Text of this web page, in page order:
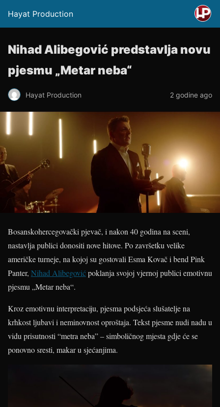
Hayat Production
Nihad Alibegović predstavlja novu
pjesmu „Metar neba“
Hayat Production 2 godine ago
Bosanskohercegovački pjevač, i nakon 40 godina na sceni,
nastavlja publici donositi nove hitove. Po završetku velike
američke turneje, na kojoj su gostovali Esma Kovač i bend Pink
Panter, Nihad Alibegovićpoklanja svojoj vjernoj publici emotivnu
pjesmu „Metar neba“.
Kroz emotivnu interpretaciju, pjesma podsjeća slušatelje na
krhkost ljubavi i neminovnost oproštaja. Tekst pjesme nudi nadu u
vidu prisutnosti “metra neba” – simboličnog mjesta gdje će se
ponovno sresti, makar u sjećanjima.